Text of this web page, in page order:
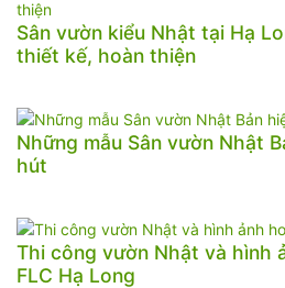
Sân vườn kiểu Nhật tại Hạ
thiết kế, hoàn thiện
Những mẫu Sân vườn Nhật
hút
Thi công vườn Nhật và hình
FLC Hạ Long